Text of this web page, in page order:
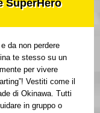
SuperHero
da non perdere
te stesso su un
per vivere
Vestiti come il
di Okinawa. Tutti
in gruppo o